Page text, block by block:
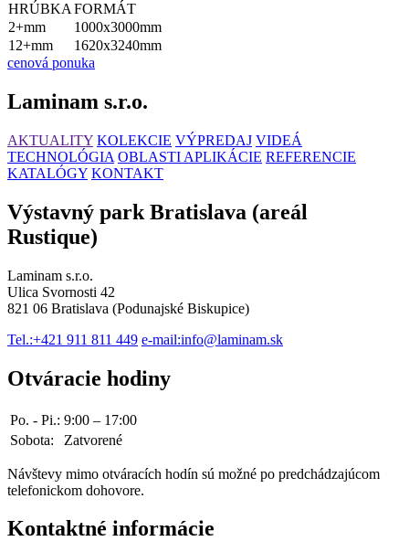
HRÚBKA FORMÁT
2+mm
1000x3000mm
12+mm
1620x3240mm
cenová ponuka
Laminam s.r.o.
AKTUALITY KOLEKCIE VÝPREDAJ VIDEÁ
TECHNOLÓGIA OBLASTI APLIKÁCIE REFERENCIE
KATALÓGY KONTAKT
Výstavný park Bratislava (areál
Rustique)
Laminam s.r.o.
Ulica Svornosti 42
821 06 Bratislava (Podunajské Biskupice)
Tel.:+421 911 811 449 e-mail:info@laminam.sk
Otváracie hodiny
Po. - Pi.: 9:00 – 17:00
Sobota:
Zatvorené
Návštevy mimo otváracích hodín sú možné po predchádzajúcom
telefonickom dohovore.
Kontaktné informácie